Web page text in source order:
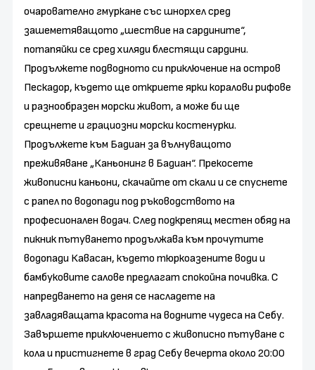
очарователно гмуркане със шнорхел сред
зашеметяващото „шествие на сардините“,
потапяйки се сред хиляди блестящи сардини.
Продължете подводното си приключение на остров
Пескадор, където ще откриете ярки коралови рифове
и разнообразен морски живот, а може би ще
срещнете и грациозни морски костенурки.
Продължете към Бадиан за вълнуващото
преживяване „Каньонинг в Бадиан“. Прекосете
живописни каньони, скачайте от скали и се спуснете
с рапел по водопади под ръководството на
професионален водач. След подкрепящ местен обяд на
пикник пътуването продължава към прочутите
водопади Кавасан, където тюркоазените води и
бамбуковите салове предлагат спокойна почивка. С
напредването на деня се насладете на
завладяващата красота на водните чудеса на Себу.
Завършете приключението с живописно пътуване с
кола и пристигнете в град Себу вечерта около 20:00